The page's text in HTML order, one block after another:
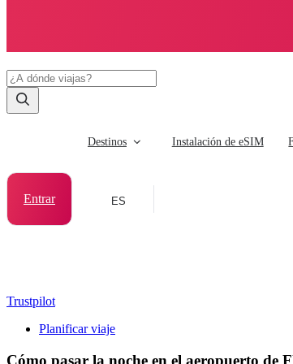
Destinos Instalación de eSIM
Entrar ES
Trustpilot
Planificar viaje
Cómo pasar la noche en el aeropuerto de